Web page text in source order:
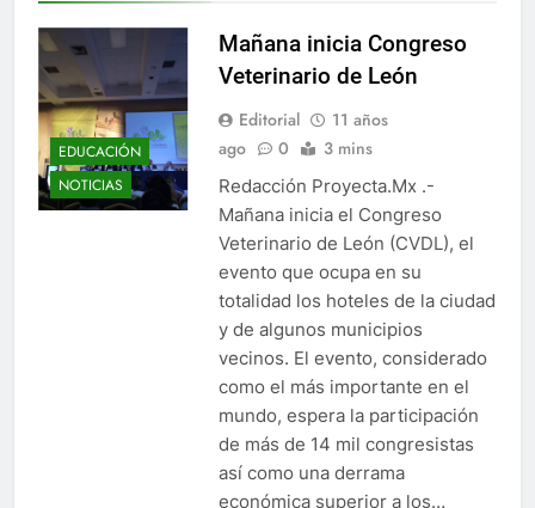
EDUCACIÓN
NOTICIAS
Mañana inicia Congreso
Veterinario de León
Editorial
11 años
ago
0 3 mins
Redacción Proyecta.Mx .-
Mañana inicia el Congreso
Veterinario de León (CVDL), el
evento que ocupa en su
totalidad los hoteles de la ciudad
y de algunos municipios
vecinos. El evento, considerado
como el más importante en el
mundo, espera la participación
de más de 14 mil congresistas
así como una derrama
económica superior a los…